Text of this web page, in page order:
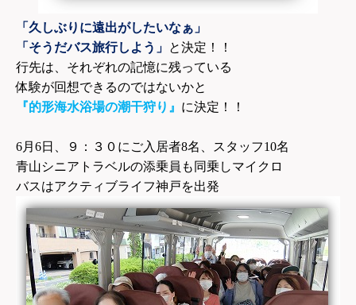
「久しぶりに遠出がしたいなぁ」
「そうだバス旅行しよう」 と決定！！
行先は、それぞれの記憶に残っている
体験が回想できるのではないかと
『的形海水浴場の潮干狩り』 に決定！！
6月6日、９：３０にご入居者8名、スタッフ10名
青山シニアトラベルの添乗員も同乗しマイクロ
バスはアクティブライフ神戸を出発